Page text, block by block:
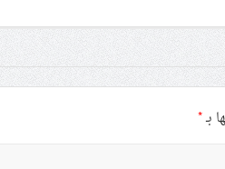
بـ*